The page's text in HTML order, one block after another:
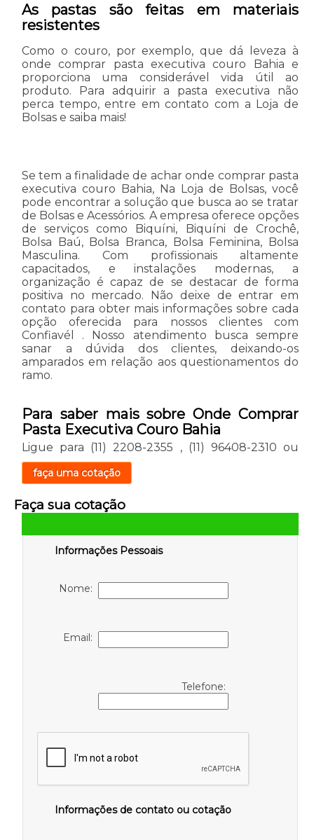
As pastas são feitas em materiais
resistentes
Como o couro, por exemplo, que dá leveza à
onde comprar pasta executiva couro Bahia e
proporciona uma considerável vida útil ao
produto. Para adquirir a pasta executiva não
perca tempo, entre em contato com a Loja de
Bolsas e saiba mais!
Se tem a finalidade de achar onde comprar pasta
executiva couro Bahia, Na Loja de Bolsas, você
pode encontrar a solução que busca ao se tratar
de Bolsas e Acessórios. A empresa oferece opções
de serviços como Biquíni, Biquíni de Crochê,
Bolsa Baú, Bolsa Branca, Bolsa Feminina, Bolsa
Masculina. Com profissionais altamente
capacitados, e instalações modernas, a
organização é capaz de se destacar de forma
positiva no mercado. Não deixe de entrar em
contato para obter mais informações sobre cada
opção oferecida para nossos clientes com
Confiavél . Nosso atendimento busca sempre
sanar a dúvida dos clientes, deixando-os
amparados em relação aos questionamentos do
ramo.
Para saber mais sobre Onde Comprar
Pasta Executiva Couro Bahia
Ligue para (11) 2208-2355 , (11) 96408-2310 ou
faça uma cotação
Faça sua cotação
Informações Pessoais
Nome:
Email:
Telefone:
Informações de contato ou cotação